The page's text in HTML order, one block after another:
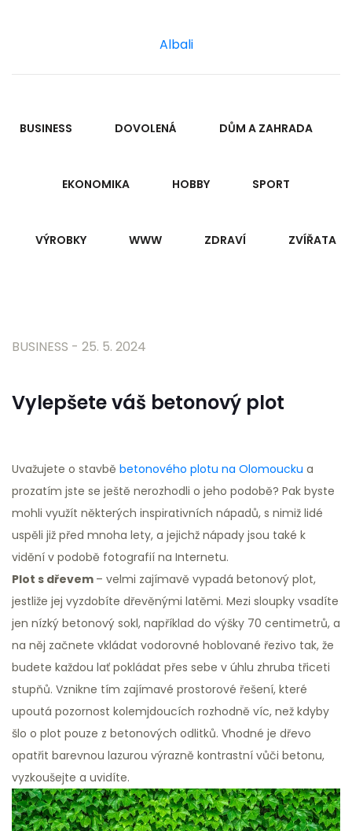
Albali
BUSINESS DOVOLENÁ DŮM A ZAHRADA
EKONOMIKA HOBBY SPORT
VÝROBKY WWW ZDRAVÍ ZVÍŘATA
BUSINESS - 25. 5. 2024
Vylepšete váš betonový plot
Uvažujete o stavbě betonového plotu na Olomoucku a
prozatím jste se ještě nerozhodli o jeho podobě? Pak byste
mohli využít některých inspirativních nápadů, s nimiž lidé
uspěli již před mnoha lety, a jejichž nápady jsou také k
vidění v podobě fotografií na Internetu.
Plot s dřevem – velmi zajímavě vypadá betonový plot,
jestliže jej vyzdobíte dřevěnými latěmi. Mezi sloupky vsadíte
jen nízký betonový sokl, například do výšky 70 centimetrů, a
na něj začnete vkládat vodorovné hoblované řezivo tak, že
budete každou lať pokládat přes sebe v úhlu zhruba třiceti
stupňů. Vznikne tím zajímavé prostorové řešení, které
upoutá pozornost kolemjdoucích rozhodně víc, než kdyby
šlo o plot pouze z betonových odlitků. Vhodné je dřevo
opatřit barevnou lazurou výrazně kontrastní vůči betonu,
vyzkoušejte a uvidíte.